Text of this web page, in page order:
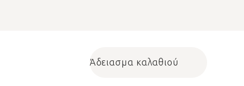
Shopping cart
Άδειασμα καλαθιού